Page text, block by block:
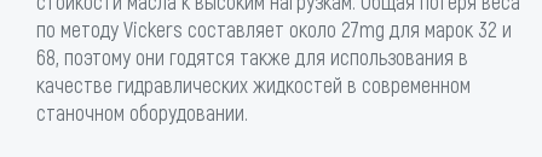
по методу Vickers составляет около 27mg для марок 32 и
68, поэтому они годятся также для использования в
качестве гидравлических жидкостей в современном
станочном оборудовании.